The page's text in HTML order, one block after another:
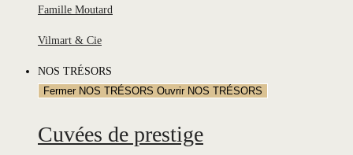
Famille Moutard
Vilmart & Cie
NOS TRÉSORS
Fermer NOS TRÉSORS Ouvrir NOS TRÉSORS
Cuvées de prestige